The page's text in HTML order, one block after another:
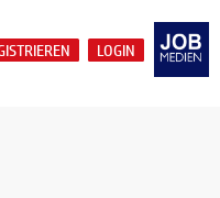
LOGIN